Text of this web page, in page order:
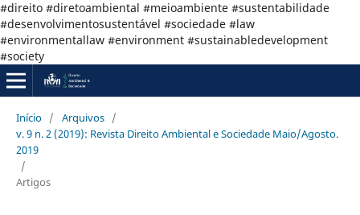
#direito #diretoambiental #meioambiente #sustentabilidade
#desenvolvimentosustentável #sociedade #law
#environmentallaw #environment #sustainabledevelopment
#society
Início / Arquivos /
v. 9 n. 2 (2019): Revista Direito Ambiental e Sociedade Maio/Agosto.
2019
/
Artigos